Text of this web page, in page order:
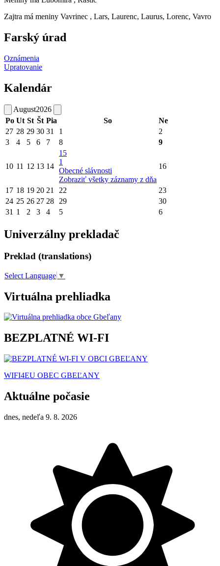
Zajtra má meniny Vavrinec , Lars, Laurenc, Laurus, Lorenc, Vavro
Farský úrad
Oznámenia
Upratovanie
Kalendár
August2026
Po Ut St Št Pia So
Ne
27 28 29 30 31 1
2
3
4 5 6 7 8 9
10 11 12 13 14
15
1
Obecné slávnosti
Zobraziť všetky záznamy z dňa
16
17 18 19 20 21 22
23
24 25 26 27 28 29
30
31 1 2 3 4 5 6
Univerzálny prekladač
Preklad (translations)
Select Language ▼
Virtuálna prehliadka
BEZPLATNÉ WI-FI
WIFI4EU OBEC GBEĽANY
Aktuálne počasie
dnes, nedeľa 9. 8. 2026